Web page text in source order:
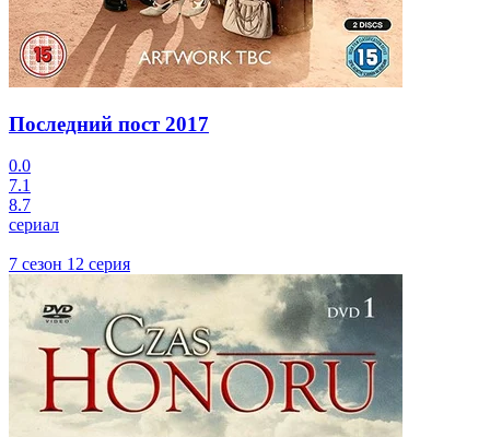
Последний пост2017
0.0
7.1
8.7
сериал
7 сезон 12 серия